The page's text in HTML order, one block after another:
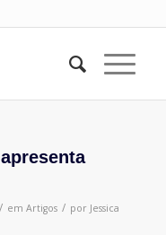
/ em Artigos / por Jessica